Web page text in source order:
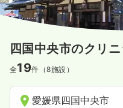
四国中央市のクリニ
全19件（8施設）
愛媛県四国中央市